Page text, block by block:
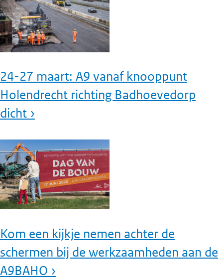
24-27 maart: A9 vanaf knooppunt
Holendrecht richting Badhoevedorp
dicht ›
Kom een kijkje nemen achter de
schermen bij de werkzaamheden aan de
A9BAHO ›